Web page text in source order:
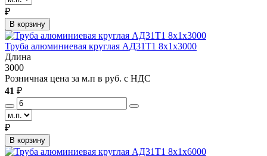
₽
В корзину
Труба алюминиевая круглая АД31Т1 8х1х3000
Длина
3000
Розничная цена за м.п в руб. с НДС
41 ₽
₽
В корзину